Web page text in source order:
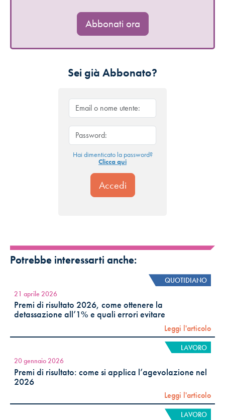
Abbonati ora
Sei già Abbonato?
Hai dimenticato la password?
Clicca qui
Potrebbe interessarti anche:
QUOTIDIANO
21 aprile 2026
Premi di risultato 2026, come ottenere la
detassazione all’1% e quali errori evitare
Leggi l'articolo
LAVORO
20 gennaio 2026
Premi di risultato: come si applica l’agevolazione nel
2026
Leggi l'articolo
LAVORO